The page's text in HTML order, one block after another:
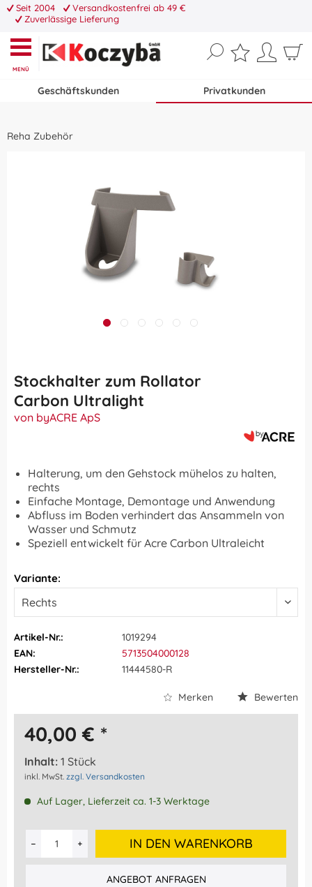
Seit 2004
Versandkostenfrei ab 49 €
Zuverlässige Lieferung
MENÜ
Geschäftskunden Privatkunden
Reha Zubehör
Stockhalter zum Rollator
Carbon Ultralight
von byACRE ApS
Halterung, um den Gehstock mühelos zu halten,
rechts
Einfache Montage, Demontage und Anwendung
Abfluss im Boden verhindert das Ansammeln von
Wasser und Schmutz
Speziell entwickelt für Acre Carbon Ultraleicht
Variante:
Artikel-Nr.:
1019294
EAN:
5713504000128
Hersteller-Nr.:
11444580-R
Merken Bewerten
40,00 € *
Inhalt: 1 Stück
inkl. MwSt. zzgl. Versandkosten
Auf Lager, Lieferzeit ca. 1-3 Werktage
IN DEN WARENKORB
ANGEBOT ANFRAGEN